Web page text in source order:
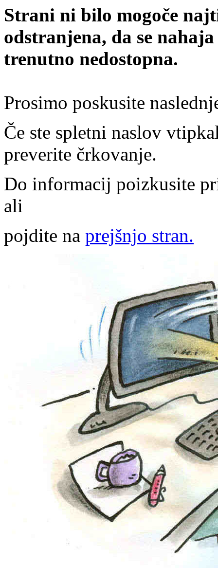
Strani ni bilo mogoče
odstranjena, da se
trenutno nedostopna.
Prosimo poskusite
Če ste spletni naslov
preverite črkovanje.
Do informacij poizkusite
ali
pojdite na prejšnjo stran.